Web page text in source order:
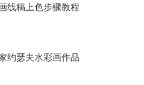
线稿上色步骤教程
约瑟夫水彩画作品